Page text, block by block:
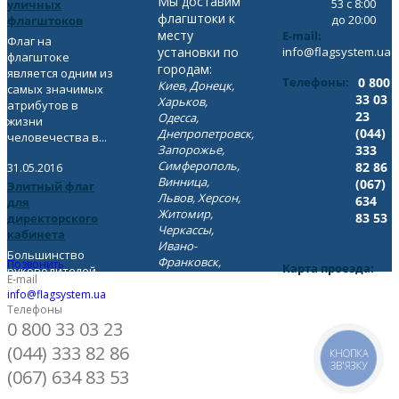
Позвонить
уличных
флагштоков
Флаг на
флагштоке
является одним из
самых значимых
атрибутов в
жизни
человечества в...
31.05.2016
Элитный флаг
для
директорского
кабинета
Большинство
руководителей
компаний
интересуются
следующим
вопросом: «можно
ли...
флагштоки к
месту
установки по
городам:
Киев, Донецк,
Харьков,
Одесса,
Днепропетровск,
Запорожье,
Симферополь,
Винница,
Львов, Херсон,
Житомир,
Черкассы,
Ивано-
Франковск,
53 с 8:00
до 20:00
E-mail:
info@flagsystem.ua
Телефоны:
0 800
33 03
23
(044)
333
82 86
(067)
634
83 53
Карта проезда:
E-mail
info@flagsystem.ua
Телефоны
0 800 33 03 23
(044) 333 82 86
(067) 634 83 53
КНОПКА
ЗВ'ЯЗКУ